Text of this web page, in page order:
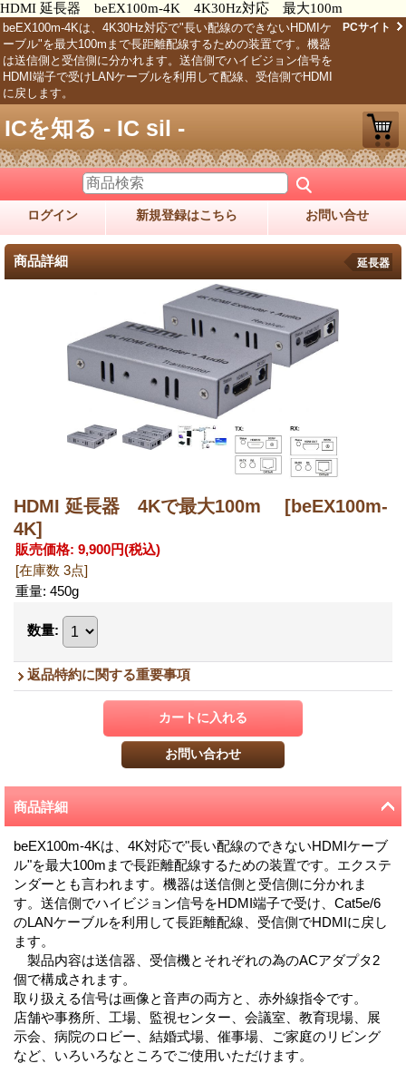
HDMI 延長器 beEX100m-4K 4K30Hz対応 最大100m
beEX100m-4Kは、4K30Hz対応で"長い配線のできないHDMIケ
ーブル"を最大100mまで長距離配線するための装置です。機器
は送信側と受信側に分かれます。送信側でハイビジョン信号を
HDMI端子で受けLANケーブルを利用して配線、受信側でHDMI
に戻します。
PCサイト
ICを知る - IC sil -
ログイン 新規登録はこちら お問い合せ
商品詳細 延長器
HDMI 延長器 4Kで最大100m
[beEX100m-
4K]
販売価格: 9,900円(税込)
[在庫数 3点]
重量: 450g
数量:
返品特約に関する重要事項
商品詳細
beEX100m-4Kは、4K対応で"長い配線のできないHDMIケーブ
ル"を最大100mまで長距離配線するための装置です。エクステ
ンダーとも言われます。機器は送信側と受信側に分かれま
す。送信側でハイビジョン信号をHDMI端子で受け、Cat5e/6
のLANケーブルを利用して長距離配線、受信側でHDMIに戻し
ます。
製品内容は送信器、受信機とそれぞれの為のACアダプタ2
個で構成されます。
取り扱える信号は画像と音声の両方と、赤外線指令です。
店舗や事務所、工場、監視センター、会議室、教育現場、展
示会、病院のロビー、結婚式場、催事場、ご家庭のリビング
など、いろいろなところでご使用いただけます。